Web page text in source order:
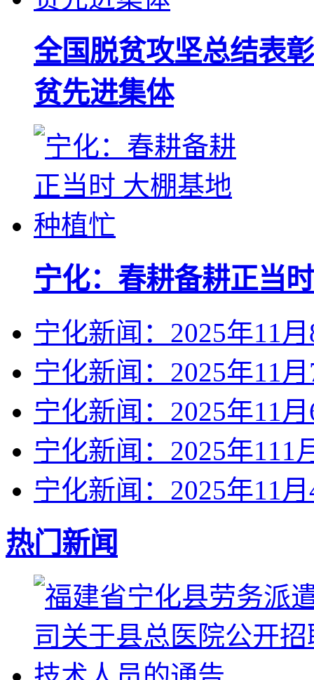
全国脱贫攻坚总结表
贫先进集体
宁化：春耕备耕正当
宁化新闻：2025年11
宁化新闻：2025年11
宁化新闻：2025年11
宁化新闻：2025年111
宁化新闻：2025年11
热门新闻